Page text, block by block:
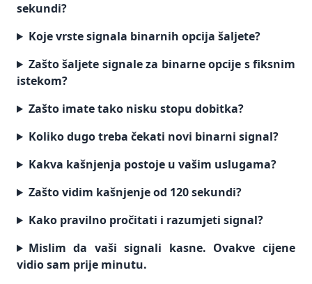
sekundi?
Koje vrste signala binarnih opcija šaljete?
Zašto šaljete signale za binarne opcije s fiksnim
istekom?
Zašto imate tako nisku stopu dobitka?
Koliko dugo treba čekati novi binarni signal?
Kakva kašnjenja postoje u vašim uslugama?
Zašto vidim kašnjenje od 120 sekundi?
Kako pravilno pročitati i razumjeti signal?
Mislim da vaši signali kasne. Ovakve cijene
vidio sam prije minutu.